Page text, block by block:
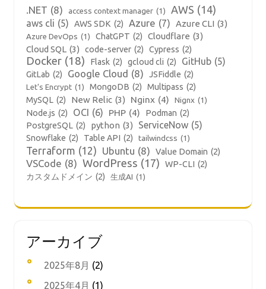
.NET (8) access context manager (1) AWS (14)
aws cli (5) AWS SDK (2) Azure (7) Azure CLI (3)
Azure DevOps (1) ChatGPT (2) Cloudflare (3)
Cloud SQL (3) code-server (2) Cypress (2)
Docker (18) Flask (2) gcloud cli (2) GitHub (5)
GitLab (2) Google Cloud (8) JSFiddle (2)
Let's Encrypt (1) MongoDB (2) Multipass (2)
MySQL (2) New Relic (3) Nginx (4) Nignx (1)
Node.js (2) OCI (6) PHP (4) Podman (2)
PostgreSQL (2) python (3) ServiceNow (5)
Snowflake (2) Table API (2) tailwindcss (1)
Terraform (12) Ubuntu (8) Value Domain (2)
VSCode (8) WordPress (17) WP-CLI (2)
カスタムドメイン (2) 生成AI (1)
アーカイブ
2025年8月 (2)
2025年4月 (1)